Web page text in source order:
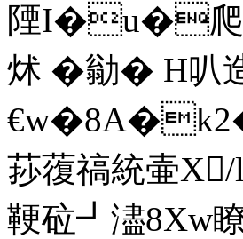
陻I�u�爬
炢 �勜� H叭
莏蕧禞統壷
鞕砬┛濜8Xw瞭